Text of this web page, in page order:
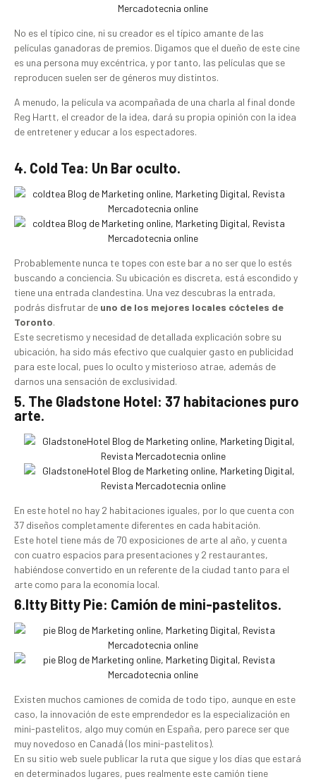
No es el típico cine, ni su creador es el típico amante de las
películas ganadoras de premios. Digamos que el dueño de este cine
es una persona muy excéntrica, y por tanto, las películas que se
reproducen suelen ser de géneros muy distintos.
A menudo, la película va acompañada de una charla al final donde
Reg Hartt, el creador de la idea, dará su propia opinión con la idea
de entretener y educar a los espectadores.
4. Cold Tea: Un Bar oculto.
Probablemente nunca te topes con este bar a no ser que lo estés
buscando a conciencia. Su ubicación es discreta, está escondido y
tiene una entrada clandestina. Una vez descubras la entrada,
podrás disfrutar de uno de los mejores locales cócteles de
Toronto.
Este secretismo y necesidad de detallada explicación sobre su
ubicación, ha sido más efectivo que cualquier gasto en publicidad
para este local, pues lo oculto y misterioso atrae, además de
darnos una sensación de exclusividad.
5. The Gladstone Hotel: 37 habitaciones puro
arte.
En este hotel no hay 2 habitaciones iguales, por lo que cuenta con
37 diseños completamente diferentes en cada habitación.
Este hotel tiene más de 70 exposiciones de arte al año, y cuenta
con cuatro espacios para presentaciones y 2 restaurantes,
habiéndose convertido en un referente de la ciudad tanto para el
arte como para la economía local.
6.Itty Bitty Pie: Camión de mini-pastelitos.
Existen muchos camiones de comida de todo tipo, aunque en este
caso, la innovación de este emprendedor es la especialización en
mini-pastelitos, algo muy común en España, pero parece ser que
muy novedoso en Canadá (los mini-pastelitos).
En su sitio web suele publicar la ruta que sigue y los días que estará
en determinados lugares, pues realmente este camión tiene